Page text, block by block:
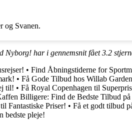
og Svanen.
Nyborg! har i gennemsnit fået3.2
• Find Åbningstiderne for
• Få Gode Tilbud hos Willab
til! • Få Royal Copenhagen til
Billigere: Find de Bedste Tilbud
Fantastiske Priser! • Få et godt tilbud
bedste pleje!